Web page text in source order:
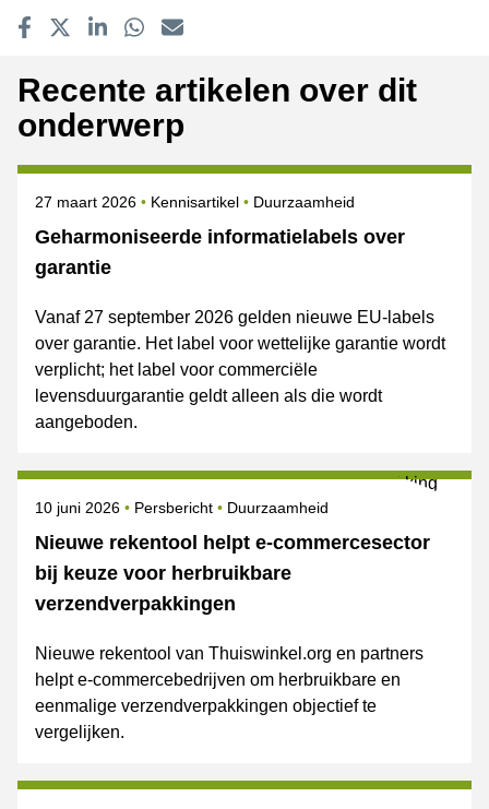
Recente artikelen over dit
onderwerp
Geharmoniseerde informatielabels over
garantie
Gepubliceerd op
27 maart 2026 Kennisartikel Onderwerpen
Duurzaamheid
Vanaf 27 september 2026 gelden nieuwe EU-labels
over garantie. Het label voor wettelijke garantie wordt
verplicht; het label voor commerciële
levensduurgarantie geldt alleen als die wordt
aangeboden.
Nieuwe rekentool helpt e-commercesector
bij keuze voor herbruikbare
verzendverpakkingen
Gepubliceerd op
10 juni 2026 Categorie
Persbericht Onderwerpen
Duurzaamheid
Nieuwe rekentool van Thuiswinkel.org en partners
helpt e-commercebedrijven om herbruikbare en
eenmalige verzendverpakkingen objectief te
vergelijken.